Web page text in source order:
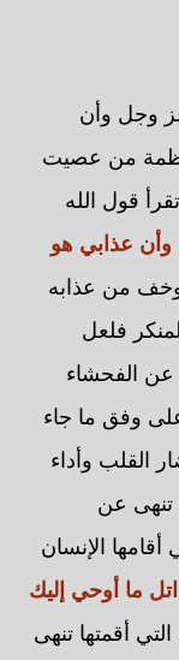
وجل وأن
عظمة من عصيت
قول الله
وأن عذابي هو
وخف من عذابه
فلعل
عن الفحشاء
وفق ما جاء
القلب وأداء
تنهى عن
أقامها الإنسان
اتل ما أوحي إليك
أقمتها تنهى